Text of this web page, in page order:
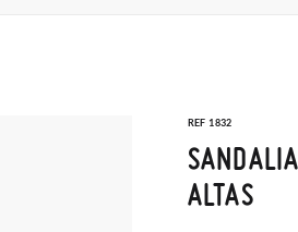
REF 1832
ALTAS